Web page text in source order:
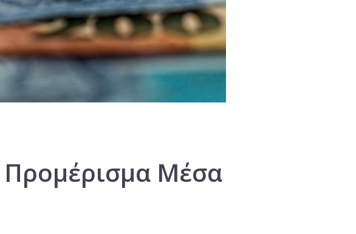
Προμέρισμα Μέσα